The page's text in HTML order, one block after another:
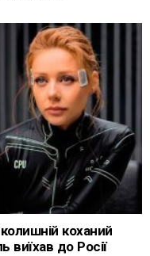
коханий
виїхав до Росії